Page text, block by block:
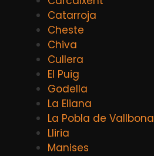
Catarroja
Cheste
Chiva
Cullera
El Puig
Godella
La Eliana
La Pobla de Vallbona
Lliria
Manises